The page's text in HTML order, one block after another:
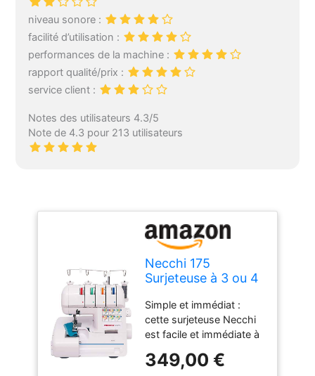
niveau sonore :
facilité d’utilisation :
performances de la machine :
rapport qualité/prix :
service client :
Notes des utilisateurs 4.3/5
Note de 4.3 pour 213 utilisateurs
Necchi 175
Surjeteuse à 3 ou 4
différentiel, facile à
utiliser
Simple et immédiat :
cette surjeteuse Necchi
est facile et immédiate à
avec les fils, bobines et
349,00 €